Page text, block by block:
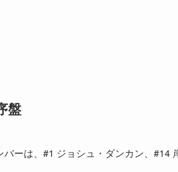
盤
ーは、#1 ジョシュ・ダンカン、#14